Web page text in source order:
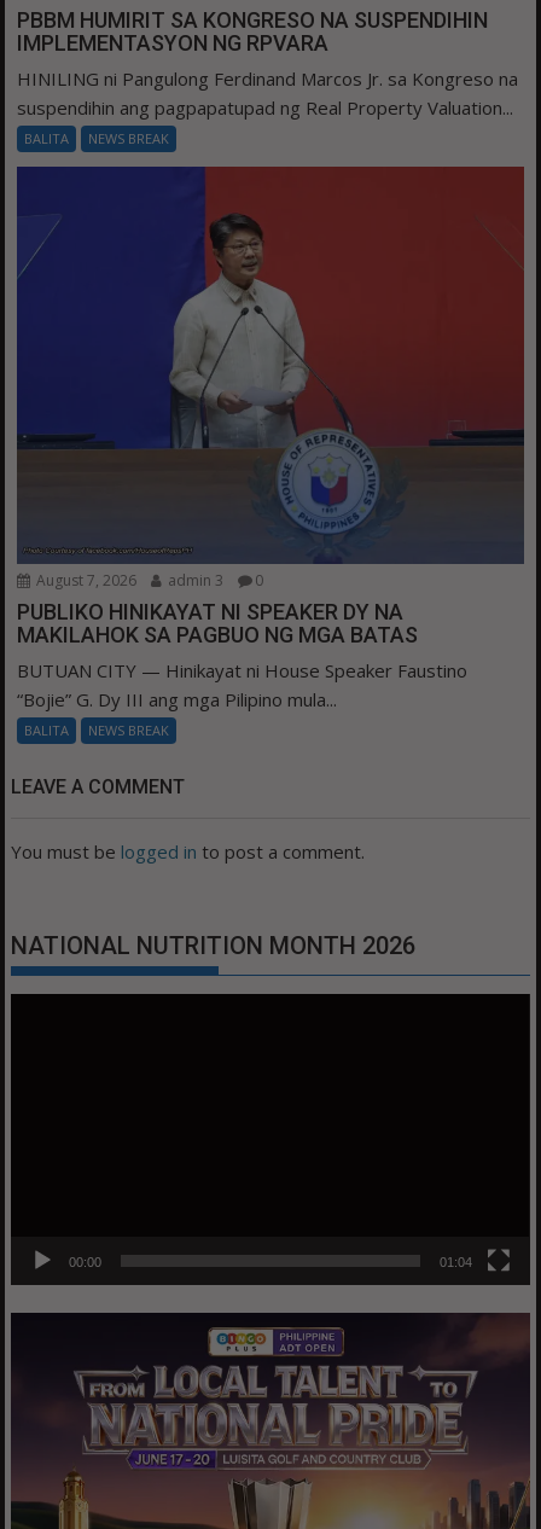
PBBM HUMIRIT SA KONGRESO NA SUSPENDIHIN
IMPLEMENTASYON NG RPVARA
HINILING ni Pangulong Ferdinand Marcos Jr. sa Kongreso na
suspendihin ang pagpapatupad ng Real Property Valuation...
BALITA NEWS BREAK
August 7, 2026 admin 3 0
PUBLIKO HINIKAYAT NI SPEAKER DY NA
MAKILAHOK SA PAGBUO NG MGA BATAS
BUTUAN CITY — Hinikayat ni House Speaker Faustino
“Bojie” G. Dy III ang mga Pilipino mula...
BALITA NEWS BREAK
LEAVE A COMMENT
You must be logged in to post a comment.
NATIONAL NUTRITION MONTH 2026
00:00 01:04